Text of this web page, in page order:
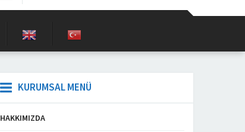
KURUMSAL MENÜ
HAKKIMIZDA